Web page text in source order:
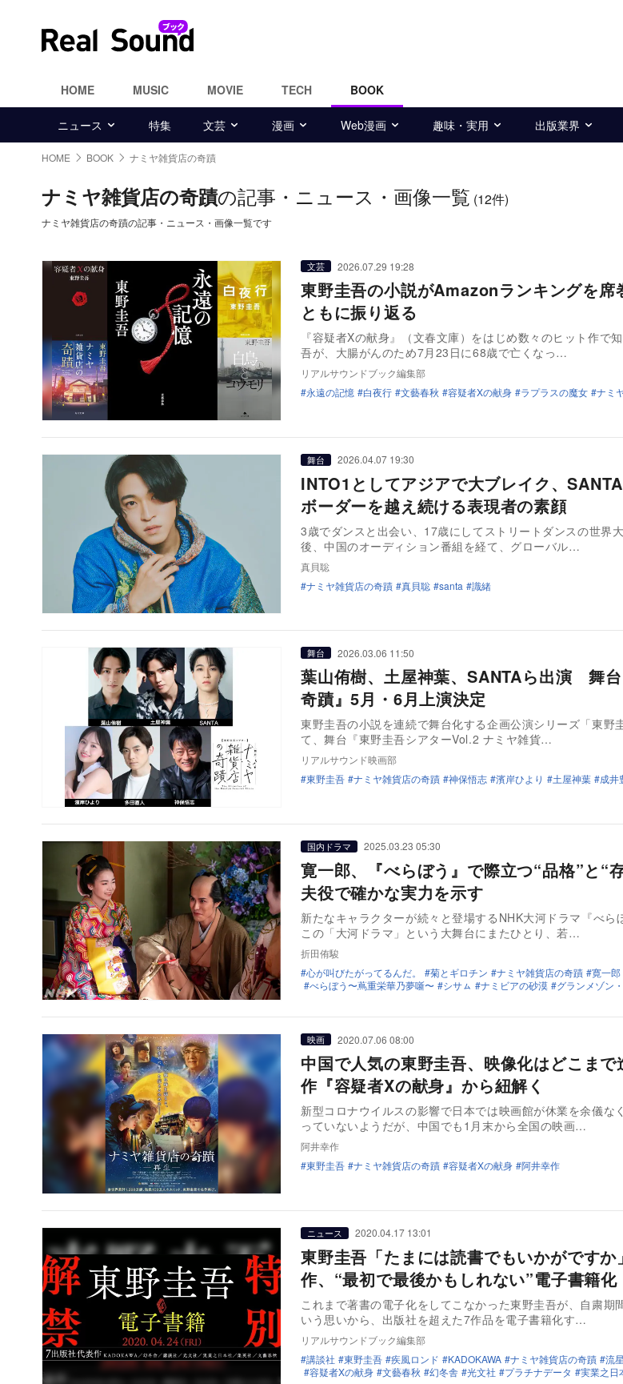
HOME MUSIC MOVIE TECH BOOK
ニュース 特集 文芸 漫画 Web漫画 趣味・実用 出版業界
HOME BOOK ナミヤ雑貨店の奇蹟
ナミヤ雑貨店の奇蹟の記事・ニュース・画像一覧 (12件)
ナミヤ雑貨店の奇蹟の記事・ニュース・画像一覧です
文芸 2026.07.29 19:28
東野圭吾の小説がAmazonランキングを
ともに振り返る
『容疑者Xの献身』（文春文庫）をはじめ数々のヒット作で
吾が、大腸がんのため7月23日に68歳で亡くなっ…
リアルサウンドブック編集部
永遠の記憶
白夜行 文藝春秋 容疑者Xの献身 ラプラスの魔女 ナミ
舞台 2026.04.07 19:30
INTO1としてアジアで大ブレイク、
ボーダーを越え続ける表現者の素顔
3歳でダンスと出会い、17歳にしてストリートダンスの世界
後、中国のオーディション番組を経て、グローバル…
真貝聡
ナミヤ雑貨店の奇蹟
真貝聡 santa 識緒
舞台 2026.03.06 11:50
葉山侑樹、土屋神葉、SANTAら出演 舞
奇蹟』5月・6月上演決定
東野圭吾の小説を連続で舞台化する企画公演シリーズ「東野
て、舞台『東野圭吾シアターVol.2 ナミヤ雑貨…
リアルサウンド映画部
東野圭吾
ナミヤ雑貨店の奇蹟 神保悟志 濱岸ひより 土屋神葉 成井
国内ドラマ 2025.03.23 05:30
寛一郎、『べらぼう』で際立つ“品格”と
夫役で確かな実力を示す
新たなキャラクターが続々と登場するNHK大河ドラマ『べら
この「大河ドラマ」という大舞台にまたひとり、若…
折田侑駿
心が叫びたがってるんだ。
菊とギロチン ナミヤ雑貨店の奇蹟 寛一郎
べらぼう〜蔦重栄華乃夢噺〜
シサㇺ ナミビアの砂漠 グランメゾン
映画 2020.07.06 08:00
中国で人気の東野圭吾、映像化はどこま
作『容疑者Xの献身』から紐解く
新型コロナウイルスの影響で日本では映画館が休業を余儀な
っていないようだが、中国でも1月末から全国の映画…
阿井幸作
東野圭吾
ナミヤ雑貨店の奇蹟 容疑者Xの献身 阿井幸作
ニュース 2020.04.17 13:01
東野圭吾「たまには読書でもいかがです
作、“最初で最後かもしれない”電子書籍化
これまで著書の電子化をしてこなかった東野圭吾が、自粛期
いう思いから、出版社を超えた7作品を電子書籍化す…
リアルサウンドブック編集部
講談社
東野圭吾 疾風ロンド KADOKAWA ナミヤ雑貨店の奇蹟 流
容疑者Xの献身
文藝春秋 幻冬舎 光文社 プラチナデータ 実業之日